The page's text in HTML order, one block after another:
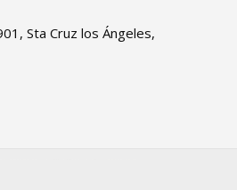
Sta Cruz los Ángeles,